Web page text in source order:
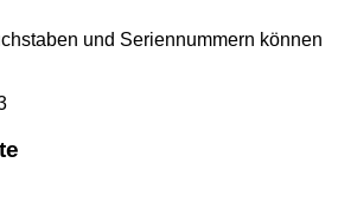
und Seriennummern können